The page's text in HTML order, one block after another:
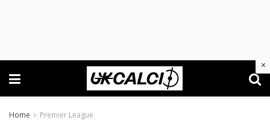
Home Premier League
×